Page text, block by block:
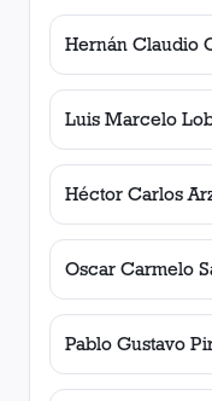
Hernán Claudio
Luis Marcelo
Héctor Carlos
Oscar Carmelo
Pablo Gustavo